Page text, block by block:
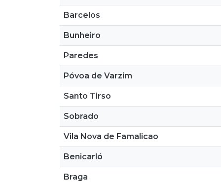
Barcelos
Bunheiro
Paredes
Póvoa de Varzim
Santo Tirso
Sobrado
Vila Nova de Famalicao
Benicarló
Braga